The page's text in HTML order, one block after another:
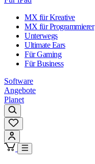
MX für Kreative
MX für Programmierer
Unterwegs
Ultimate Ears
Für Gaming
Für Business
Software
Angebote
Planet